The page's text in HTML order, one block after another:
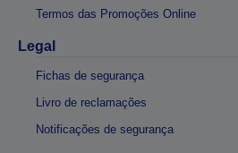
Termos das Promoções Online
Legal
Fichas de segurança
Livro de reclamações
Notificações de segurança